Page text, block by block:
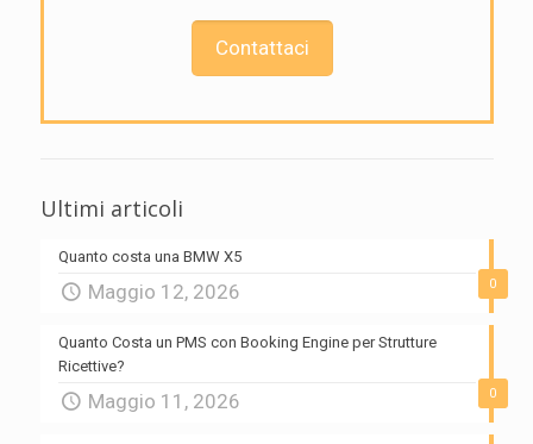
Contattaci
Ultimi articoli
0
Quanto costa una BMW X5
Maggio 12, 2026
0
Quanto Costa un PMS con Booking Engine per Strutture
Ricettive?
Maggio 11, 2026